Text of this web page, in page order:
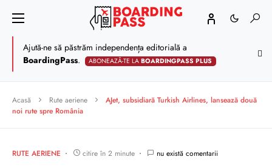
Ajută-ne să păstrăm independența editorială a
BoardingPass. ABONEAZĂ-TE LABOARDINGPASS PLUS
Acasă Rute aeriene
AJet, subsidiară Turkish Airlines, lansează două
noi rute spre România
RUTE AERIENE citire în 2 minute nu există comentarii